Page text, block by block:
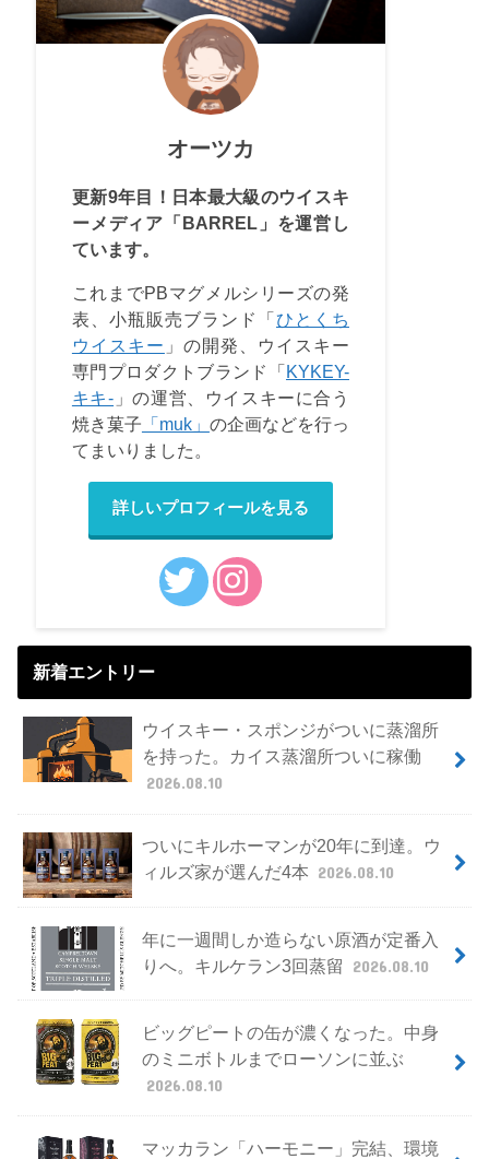
オーツカ
更新9年目！日本最大級のウイスキ
ーメディア「BARREL」を運営し
ています。
これまでPBマグメルシリーズの発
表、小瓶販売ブランド「 ひとくち
ウイスキー 」の開発、ウイスキー
専門プロダクトブランド「 KYKEY-
キキ- 」の運営、ウイスキーに合う
焼き菓子 「muk」 の企画などを行っ
てまいりました。
詳しいプロフィールを見る
新着エントリー
ウイスキー・スポンジがついに蒸溜所
を持った。カイス蒸溜所ついに稼働
2026.08.10
ついにキルホーマンが20年に到達。ウ
ィルズ家が選んだ4本 2026.08.10
年に一週間しか造らない原酒が定番入
りへ。キルケラン3回蒸留
2026.08.10
ビッグピートの缶が濃くなった。中身
のミニボトルまでローソンに並ぶ
2026.08.10
マッカラン「ハーモニー」完結、環境